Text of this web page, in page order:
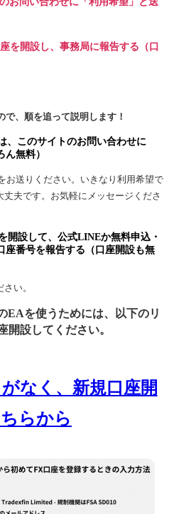
を開設し、事務局に報告する（口
で、順を追って説明します！
、このサイトのお問い合わせに
無料）
お送りください。いきなり利用希望で
夫です。お気軽にメッセージくださ
開設して、公式LINEか無料申込・
座番号を報告する（口座開設も無
い。
EAを使うためには、以下のリ
開設してください。
なく、新規口座開
らから